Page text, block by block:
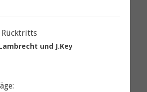
Rücktritts
und J.Key